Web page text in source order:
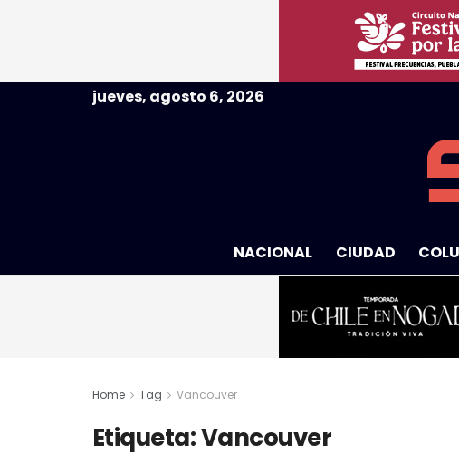
jueves, agosto 6, 2026
NACIONAL CIUDAD
Home Tag Vancouver
Etiqueta:Vancouver